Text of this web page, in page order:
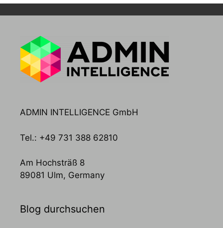
ADMIN INTELLIGENCE GmbH
Tel.: +49 731 388 62810
Am Hochsträß 8
89081 Ulm, Germany
Blog durchsuchen